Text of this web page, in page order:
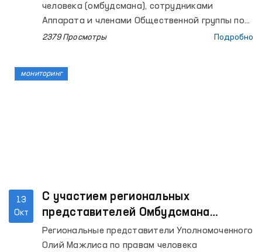
рекомендации Омбудсмана
человека (омбудсмана), сотрудниками
Аппарата и членами Общественной группы по
предотвращению пыток в рамках
закрытых учреждений Хорезмской области,
2379 Просмотры Подробно
13
Окт
С участием региональных
представителей Омбудсмана
рассматриваются вопросы
признания осужденного вставшим
Региональные представители Уполномоченного
Олий Мажлиса по правам человека
мониторинг